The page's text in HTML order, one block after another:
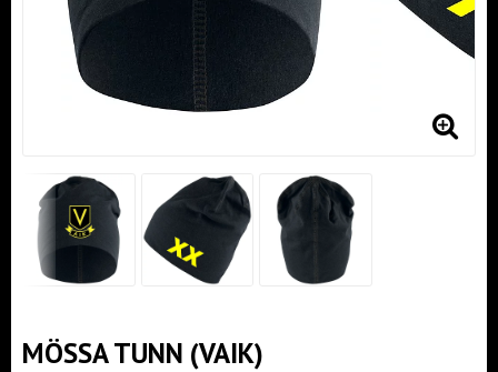
MÖSSA TUNN (VAIK)